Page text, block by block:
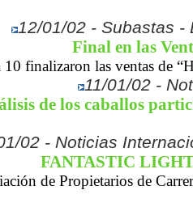
12/01/02 - Subastas -
Final en las
10 finalizaron las ventas de
11/01/02 -
de los caballos
02 - Noticias
FANTASTIC
de Propietarios de